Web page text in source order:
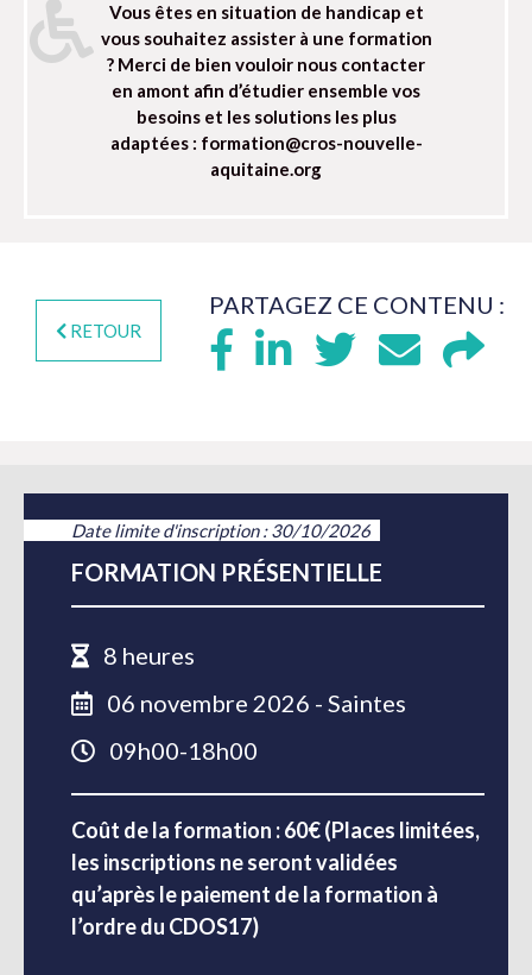
Vous êtes en situation de handicap et
vous souhaitez assister à une formation
? Merci de bien vouloir nous contacter
en amont afin d’étudier ensemble vos
besoins et les solutions les plus
adaptées : formation@cros-nouvelle-
aquitaine.org
RETOUR
PARTAGEZ CE CONTENU :
Date limite d'inscription : 30/10/2026
FORMATION PRÉSENTIELLE
8 heures
06 novembre 2026 - Saintes
09h00-18h00
Coût de la formation : 60€ (Places limitées,
les inscriptions ne seront validées
qu’après le paiement de la formation à
l’ordre du CDOS17)